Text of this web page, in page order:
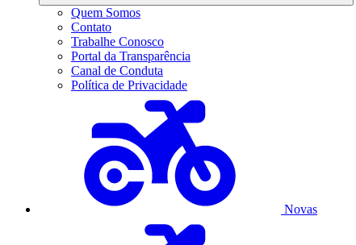
Quem Somos
Contato
Trabalhe Conosco
Portal da Transparência
Canal de Conduta
Política de Privacidade
Novas